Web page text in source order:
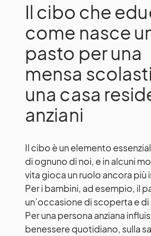
Il cibo che
come nasce
pasto per una
mensa
una casa
anziani
Il cibo è un elemento
di ognuno di noi, e in alcuni
vita gioca un ruolo ancora più
Per i bambini, ad esempio, il
un’occasione di scoperta e
Per una persona anziana
benessere quotidiano, sulla